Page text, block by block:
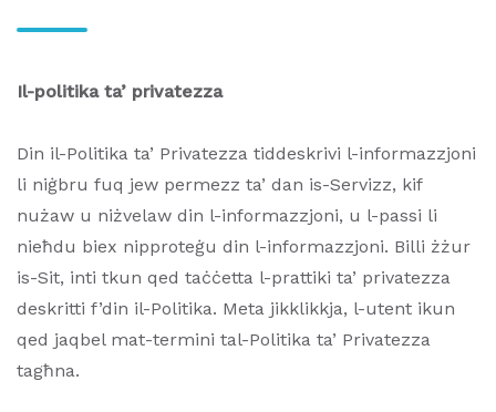
Il-politika ta’ privatezza
Din il-Politika ta’ Privatezza tiddeskrivi l-informazzjoni
li niġbru fuq jew permezz ta’ dan is-Servizz, kif
nużaw u niżvelaw din l-informazzjoni, u l-passi li
nieħdu biex nipproteġu din l-informazzjoni. Billi żżur
is-Sit, inti tkun qed taċċetta l-prattiki ta’ privatezza
deskritti f’din il-Politika. Meta jikklikkja, l-utent ikun
qed jaqbel mat-termini tal-Politika ta’ Privatezza
tagħna.